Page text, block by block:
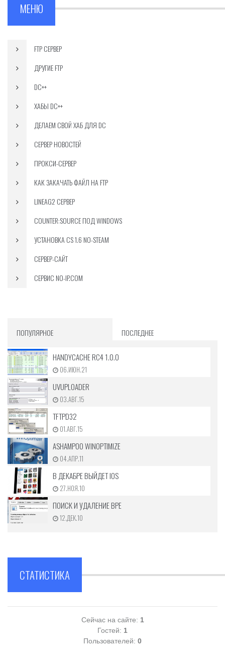
МЕНЮ
FTP СЕРВЕР
ДРУГИЕ FTP
DC++
ХАБЫ DC++
ДЕЛАЕМ СВОЙ ХАБ ДЛЯ DC
СЕРВЕР НОВОСТЕЙ
ПРОКСИ-СЕРВЕР
КАК ЗАКАЧАТЬ ФАЙЛ НА FTP
LINEAG2 СЕРВЕР
COUNTER:SOURCE ПОД WINDOWS
УСТАНОВКА CS 1.6 NO-STEAM
СЕРВЕР-САЙТ
СЕРВИС NO-IP.COM
ПОПУЛЯРНОЕ ПОСЛЕДНЕЕ
HANDYCACHE RC4 1.0.0
06.ИЮН.21
UVUPLOADER
03.АВГ.15
TFTPD32
01.АВГ.15
ASHAMPOO WINOPTIMIZE
04.АПР.11
В ДЕКАБРЕ ВЫЙДЕТ IOS
27.НОЯ.10
ПОИСК И УДАЛЕНИЕ ВРЕ
12.ДЕК.10
СТАТИСТИКА
Сейчас на сайте: 1
Гостей: 1
Пользователей: 0